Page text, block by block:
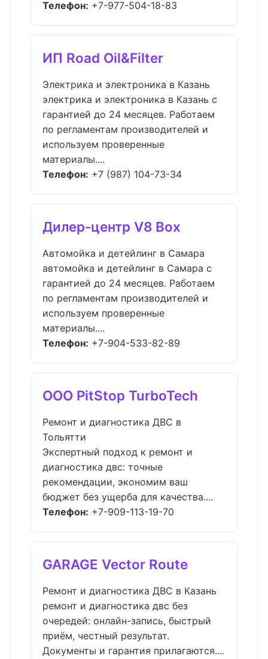
Телефон: +7-977-504-18-83
ИП Road Oil&Filter
Электрика и электроника в Казань
электрика и электроника в Казань с
гарантией до 24 месяцев. Работаем
по регламентам производителей и
используем проверенные
материалы....
Телефон: +7 (987) 104-73-34
Дилер-центр V8 Box
Автомойка и детейлинг в Самара
автомойка и детейлинг в Самара с
гарантией до 24 месяцев. Работаем
по регламентам производителей и
используем проверенные
материалы....
Телефон: +7-904-533-82-89
ООО PitStop TurboTech
Ремонт и диагностика ДВС в
Тольятти
Экспертный подход к ремонт и
диагностика двс: точные
рекомендации, экономим ваш
бюджет без ущерба для качества....
Телефон: +7-909-113-19-70
GARAGE Vector Route
Ремонт и диагностика ДВС в Казань
ремонт и диагностика двс без
очередей: онлайн-запись, быстрый
приём, честный результат.
Документы и гарантия прилагаются....